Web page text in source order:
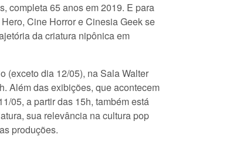
completa 65 anos em 2019. E para
Cine Horror e Cinesia Geek se
da criatura nipônica em
(exceto dia 12/05), na Sala Walter
Além das exibições, que acontecem
05, a partir das 15h, também está
sua relevância na cultura pop
produções.